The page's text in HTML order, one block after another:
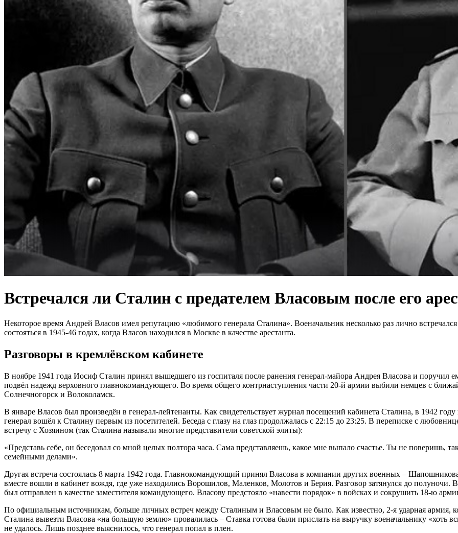
Встречался ли Сталин с предателем Власовым после его
Некоторое время Андрей Власов имел репутацию «любимого генерала Сталина». Военачальник несколько раз лично
состояться в 1945-46 годах, когда Власов находился в Москве в качестве арестанта.
Разговоры в кремлёвском кабинете
В ноябре 1941 года Иосиф Сталин принял вышедшего из госпиталя после ранения генерал-майора Андрея Власова и поручил
подвёл надежд верховного главнокомандующего. Во время общего контрнаступления части 20-й армии выбили немцев с
Солнечногорск и Волоколамск.
В январе Власов был произведён в генерал-лейтенанты. Как свидетельствует журнал посещений кабинета Сталина, в 1942
генерал вошёл к Сталину первым из посетителей. Беседа с глазу на глаз продолжалась с 22:15 до 23:25. В переписке с
встречу с Хозяином (так Сталина называли многие представители советской элиты):
«Представь себе, он беседовал со мной целых полтора часа. Сама представляешь, какое мне выпало счастье. Ты не поверишь,
семейными делами».
Другая встреча состоялась 8 марта 1942 года. Главнокомандующий принял Власова в компании других военных –
вместе вошли в кабинет вождя, где уже находились Ворошилов, Маленков, Молотов и Берия. Разговор затянулся до полуночи.
был отправлен в качестве заместителя командующего. Власову предстояло «навести порядок» в войсках и сокрушить 18-ю
По официальным источникам, больше личных встреч между Сталиным и Власовым не было. Как известно, 2-я ударная армия,
Сталина вывезти Власова «на большую землю» провалилась – Ставка готова были прислать на выручку военачальнику «хоть
не удалось. Лишь позднее выяснилось, что генерал попал в плен.